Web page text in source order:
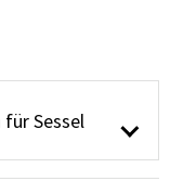
Sessel